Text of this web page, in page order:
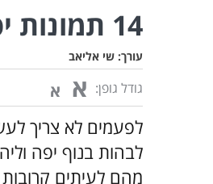
14 תמונות יפות – כמה שזה פשוט, ככה זה טוב
עורך: שי אליאב
גודל גופן: א א
לפעמים לא צריך
לבהות בנוף יפה
מהם לעיתים